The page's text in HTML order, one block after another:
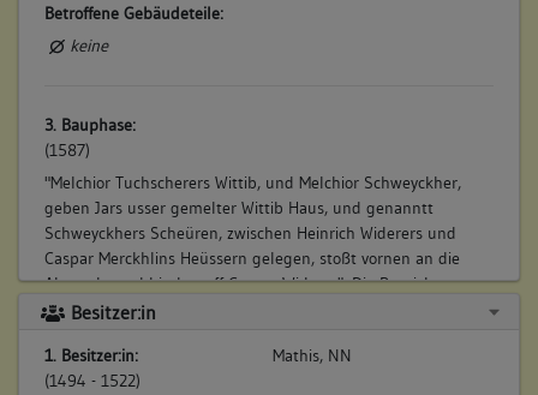
Betroffene Gebäudeteile:
keine
3. Bauphase:
(1587)
"Melchior Tuchscherers Wittib, und Melchior Schweyckher,
geben Jars usser gemelter Wittib Haus, und genanntt
Schweyckhers Scheüren, zwischen Heinrich Widerers und
Caspar Merckhlins Heüssern gelegen, stoßt vornen an die
Almendt, und hinden uff Caspar Widerer". Die Bezeichnung
des zum westlichen Nachbarhaus hin gelegenen Rundbogen
Angrenzer "Heinrich Widerer" im Haus Schlossgasse 1. (a)
Besitzer:in
1. Besitzer:in:
(1494 - 1522)
Mathis, NN